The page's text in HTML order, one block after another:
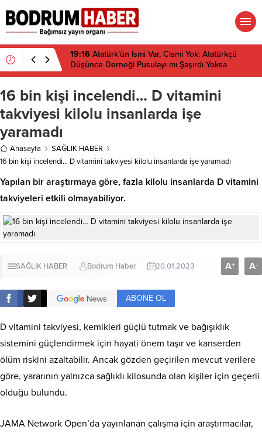
19:16 Atatürk’ün İsmi Var, Cismi Yok: Atatürkçü
Düşünce Derneği Pusulayı mı Şaşırdı Yoksa
Navigasyon mu Bozuldu?
16 bin kişi incelendi… D vitamini
takviyesi kilolu insanlarda işe
yaramadı
Anasayfa
SAĞLIK HABER
16 bin kişi incelendi… D vitamini takviyesi kilolu insanlarda işe yaramadı
Yapılan bir araştırmaya göre, fazla kilolu insanlarda D vitamini
takviyeleri etkili olmayabiliyor.
SAĞLIK HABER Bodrum Haber 20.01.2023 A+ A-
ABONE OL
D vitamini takviyesi, kemikleri güçlü tutmak ve bağışıklık
sistemini güçlendirmek için hayati önem taşır ve kanserden
ölüm riskini azaltabilir. Ancak gözden geçirilen mevcut verilere
göre, yararının yalnızca sağlıklı kilosunda olan kişiler için geçerli
olduğu bulundu.
JAMA Network Open’da yayınlanan çalışma için araştırmacılar,